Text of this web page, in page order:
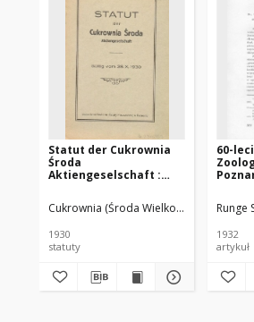
Statut der Cukrownia
Środa
Aktiengeselschaft :
Cukrownia (Środa Wielkopolska)
1930
statuty
60-
Runge
1932
artykuł